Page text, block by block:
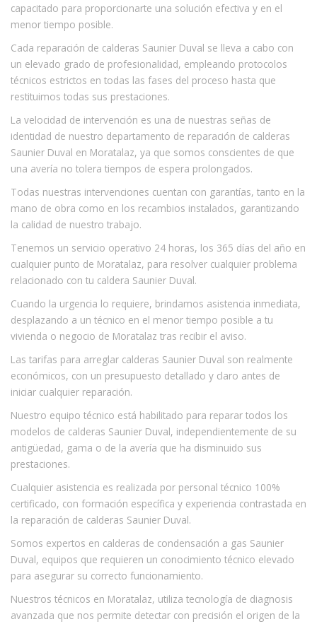
capacitado para proporcionarte una solución efectiva y en el
menor tiempo posible.
Cada reparación de calderas Saunier Duval se lleva a cabo con
un elevado grado de profesionalidad, empleando protocolos
técnicos estrictos en todas las fases del proceso hasta que
restituimos todas sus prestaciones.
La velocidad de intervención es una de nuestras señas de
identidad de nuestro departamento de reparación de calderas
Saunier Duval en Moratalaz, ya que somos conscientes de que
una avería no tolera tiempos de espera prolongados.
Todas nuestras intervenciones cuentan con garantías, tanto en la
mano de obra como en los recambios instalados, garantizando
la calidad de nuestro trabajo.
Tenemos un servicio operativo 24 horas, los 365 días del año en
cualquier punto de Moratalaz, para resolver cualquier problema
relacionado con tu caldera Saunier Duval.
Cuando la urgencia lo requiere, brindamos asistencia inmediata,
desplazando a un técnico en el menor tiempo posible a tu
vivienda o negocio de Moratalaz tras recibir el aviso.
Las tarifas para arreglar calderas Saunier Duval son realmente
económicos, con un presupuesto detallado y claro antes de
iniciar cualquier reparación.
Nuestro equipo técnico está habilitado para reparar todos los
modelos de calderas Saunier Duval, independientemente de su
antigüedad, gama o de la avería que ha disminuido sus
prestaciones.
Cualquier asistencia es realizada por personal técnico 100%
certificado, con formación específica y experiencia contrastada en
la reparación de calderas Saunier Duval.
Somos expertos en calderas de condensación a gas Saunier
Duval, equipos que requieren un conocimiento técnico elevado
para asegurar su correcto funcionamiento.
Nuestros técnicos en Moratalaz, utiliza tecnología de diagnosis
avanzada que nos permite detectar con precisión el origen de la